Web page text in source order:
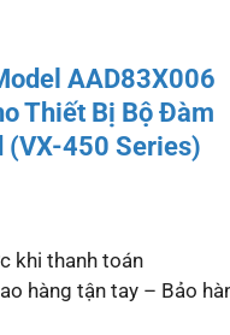
AAD83X006
Thiết Bị Bộ Đàm
(VX-450 Series)
khi thanh toán
hàng tận tay – Bảo